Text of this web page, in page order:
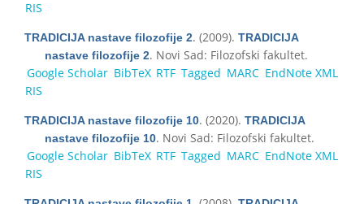
RIS
TRADICIJA nastave filozofije 2. (2009). TRADICIJA
nastave filozofije 2. Novi Sad: Filozofski fakultet.
Google Scholar BibTeX RTF Tagged MARC EndNote XML
RIS
TRADICIJA nastave filozofije 10. (2020). TRADICIJA
nastave filozofije 10. Novi Sad: Filozofski fakultet.
Google Scholar BibTeX RTF Tagged MARC EndNote XML
RIS